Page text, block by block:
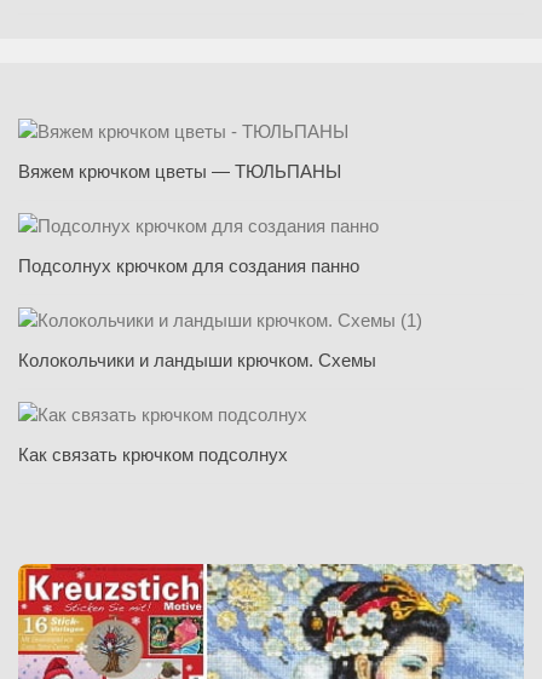
Вяжем крючком цветы — ТЮЛЬПАНЫ
Подсолнух крючком для создания панно
Колокольчики и ландыши крючком. Схемы
Как связать крючком подсолнух